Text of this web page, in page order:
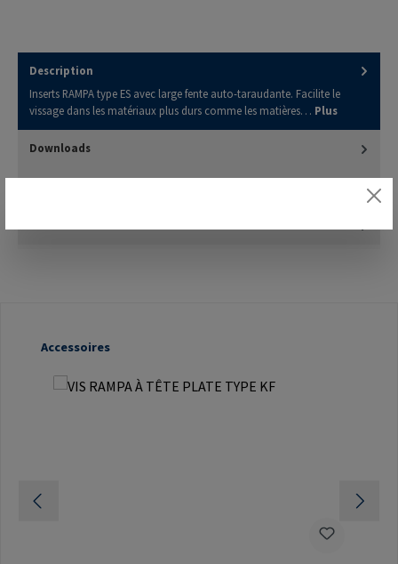
Description
Inserts RAMPA type ES avec large fente auto-taraudante. Facilite le
vissage dans les matériaux plus durs comme les matières… Plus
Downloads
Ignorer la galerie de produits
Accessoires